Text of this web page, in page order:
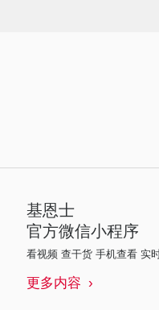
基恩士
官方微信小程序
看视频 查干货 手机查看 实
更多内容